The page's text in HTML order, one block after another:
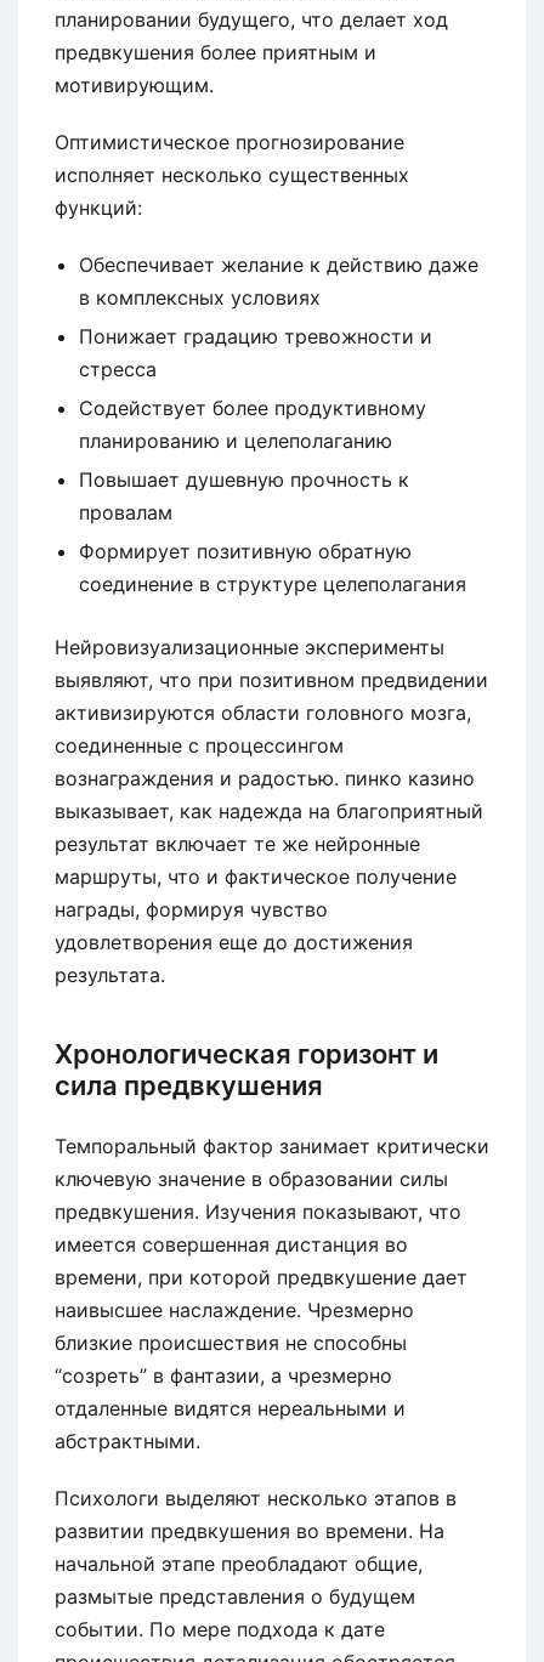
планировании будущего, что делает ход
предвкушения более приятным и
мотивирующим.
Оптимистическое прогнозирование
исполняет несколько существенных
функций:
Обеспечивает желание к действию даже
в комплексных условиях
Понижает градацию тревожности и
стресса
Содействует более продуктивному
планированию и целеполаганию
Повышает душевную прочность к
провалам
Формирует позитивную обратную
соединение в структуре целеполагания
Нейровизуализационные эксперименты
выявляют, что при позитивном предвидении
активизируются области головного мозга,
соединенные с процессингом
вознаграждения и радостью. пинко казино
выказывает, как надежда на благоприятный
результат включает те же нейронные
маршруты, что и фактическое получение
награды, формируя чувство
удовлетворения еще до достижения
результата.
Хронологическая горизонт и
сила предвкушения
Темпоральный фактор занимает критически
ключевую значение в образовании силы
предвкушения. Изучения показывают, что
имеется совершенная дистанция во
времени, при которой предвкушение дает
наивысшее наслаждение. Чрезмерно
близкие происшествия не способны
“созреть” в фантазии, а чрезмерно
отдаленные видятся нереальными и
абстрактными.
Психологи выделяют несколько этапов в
развитии предвкушения во времени. На
начальной этапе преобладают общие,
размытые представления о будущем
событии. По мере подхода к дате